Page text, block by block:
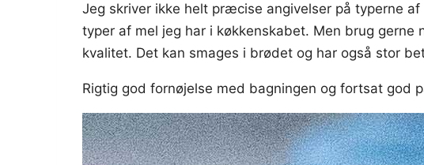
Jeg skriver ikke helt præcise angivelser på typerne
typer af mel jeg har i køkkenskabet. Men brug
kvalitet. Det kan smages i brødet og har også stor
Rigtig god fornøjelse med bagningen og fortsat god